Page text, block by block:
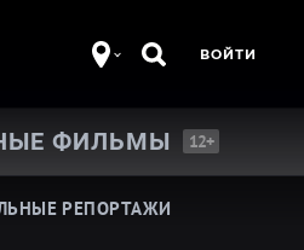
ВОЙТИ
ФИЛЬМЫ 12+
РЕПОРТАЖИ